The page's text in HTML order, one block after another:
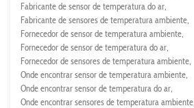
Fabricante de sensor de temperatura do ar
Fabricante de sensores de temperatura ambiente
Fornecedor de sensor de temperatura ambiente
Fornecedor de sensor de temperatura do ar
Fornecedor de sensores de temperatura ambiente
Onde encontrar sensor de temperatura ambiente
Onde encontrar sensor de temperatura do ar
Onde encontrar sensores de temperatura ambiente